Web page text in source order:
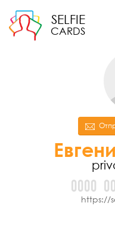
SELFIE
CARDS
0000
https://